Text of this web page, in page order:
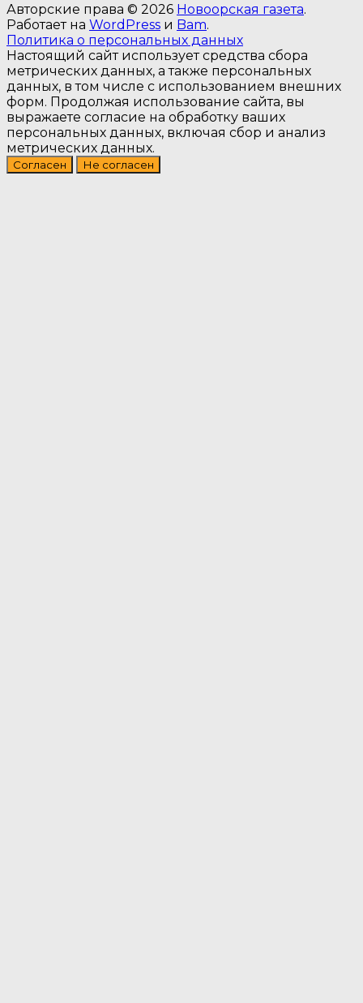
Авторские права © 2026 Новоорская газета.
Работает на WordPress и Bam.
Политика о персональных данных
Настоящий сайт использует средства сбора
метрических данных, а также персональных
данных, в том числе с использованием внешних
форм. Продолжая использование сайта, вы
выражаете согласие на обработку ваших
персональных данных, включая сбор и анализ
метрических данных.
Согласен Не согласен